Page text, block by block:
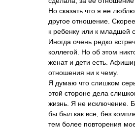
Но сказать что я ее
другое отношение.
к ребенку или к младшей
Иногда очень редко
коллегой. Но об этом
женат и дети есть.
отношения ни к чему.
Я думаю что слишком
этой стороне дела
жизнь. Я не исключение.
бы был как все, без
тем более повторения